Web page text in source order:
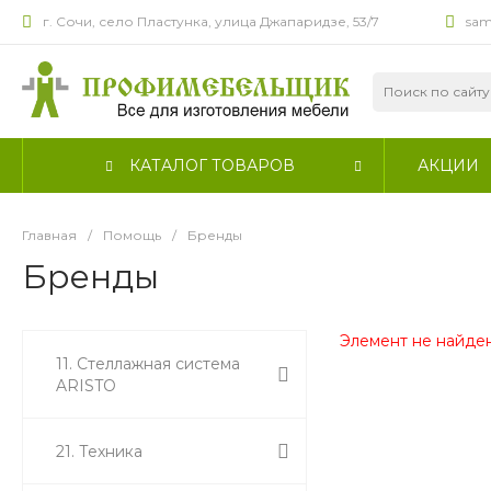
г. Сочи, село Пластунка, улица Джапаридзе, 53/7
КАТАЛОГ ТОВАРОВ АКЦИИ
Главная / Помощь / Бренды
Бренды
11. Стеллажная система
ARISTO
21. Техника
Элемент не